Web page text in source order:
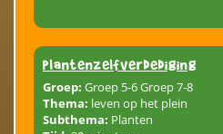
plantenzelfverdediging
Groep: Groep 5-6 Groep 7-8
Thema: leven op het plein
Subthema: Planten